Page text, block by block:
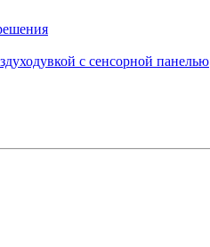
с сенсорной панелью